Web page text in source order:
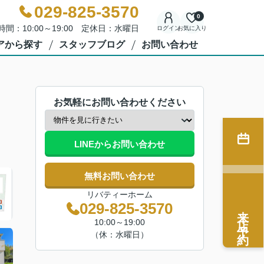
029-825-3570
間：10:00～19:00 定休日：水曜日 ログインお気に入り
0
から探す スタッフブログ お問い合わせ
お気軽にお問い合わせください
LINEからお問い合わせ
無料お問い合わせ
リバティーホーム
029-825-3570
10:00～19:00
（休：水曜日）
来店予約